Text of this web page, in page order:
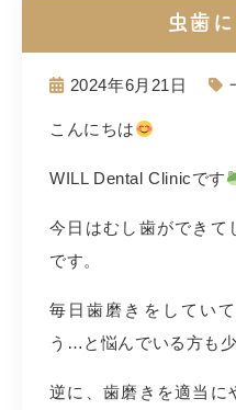
虫歯
2024年6月21日
こんにちは
WILL Dental Clinicです
今日はむし歯ができて
です。
毎日歯磨きをしてい
う…と悩んでいる方も
逆に、歯磨きを適当に